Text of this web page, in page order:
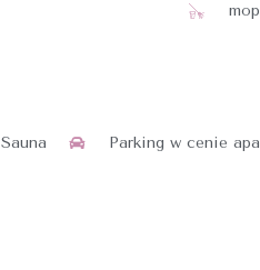
mop
Sauna Parking w cenie